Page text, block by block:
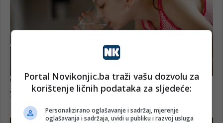
Portal Novikonjic.ba traži vašu dozvolu za
korištenje ličnih podataka za sljedeće:
Personalizirano oglašavanje i sadržaj, mjerenje
oglašavanja i sadržaja, uvidi u publiku i razvoj usluga